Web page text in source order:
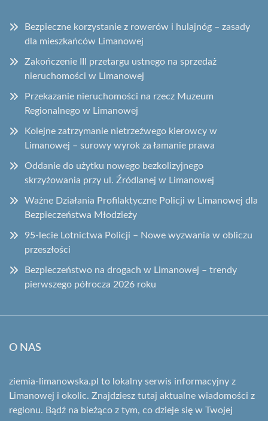
Bezpieczne korzystanie z rowerów i hulajnóg – zasady
dla mieszkańców Limanowej
Zakończenie III przetargu ustnego na sprzedaż
nieruchomości w Limanowej
Przekazanie nieruchomości na rzecz Muzeum
Regionalnego w Limanowej
Kolejne zatrzymanie nietrzeźwego kierowcy w
Limanowej – surowy wyrok za łamanie prawa
Oddanie do użytku nowego bezkolizyjnego
skrzyżowania przy ul. Źródlanej w Limanowej
Ważne Działania Profilaktyczne Policji w Limanowej dla
Bezpieczeństwa Młodzieży
95-lecie Lotnictwa Policji – Nowe wyzwania w obliczu
przeszłości
Bezpieczeństwo na drogach w Limanowej – trendy
pierwszego półrocza 2026 roku
O NAS
ziemia-limanowska.pl to lokalny serwis informacyjny z
Limanowej i okolic. Znajdziesz tutaj aktualne wiadomości z
regionu. Bądź na bieżąco z tym, co dzieje się w Twojej